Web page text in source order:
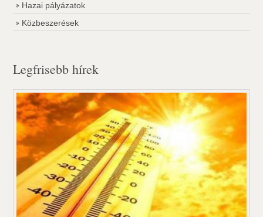
Hazai pályázatok
Közbeszerések
Legfrisebb hírek